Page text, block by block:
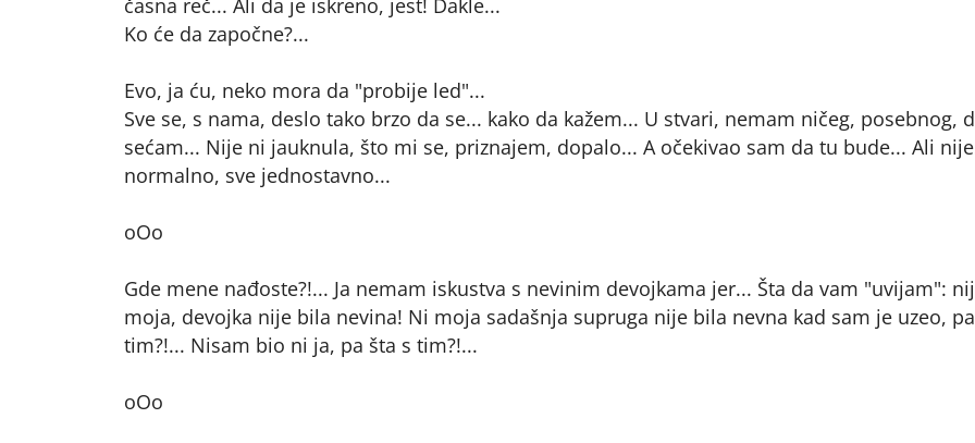
Ko će da započne?...
Evo, ja ću, neko mora da "probije led"...
Sve se, s nama, deslo tako brzo da se... kako da kažem... U stvari, nemam ničeg, posebnog,
sećam... Nije ni jauknula, što mi se, priznajem, dopalo... A očekivao sam da tu bude... Ali
normalno, sve jednostavno...
oOo
Gde mene nađoste?!... Ja nemam iskustva s nevinim devojkama jer... Šta da vam "uvijam":
moja, devojka nije bila nevina! Ni moja sadašnja supruga nije bila nevna kad sam je uzeo,
tim?!... Nisam bio ni ja, pa šta s tim?!...
oOo